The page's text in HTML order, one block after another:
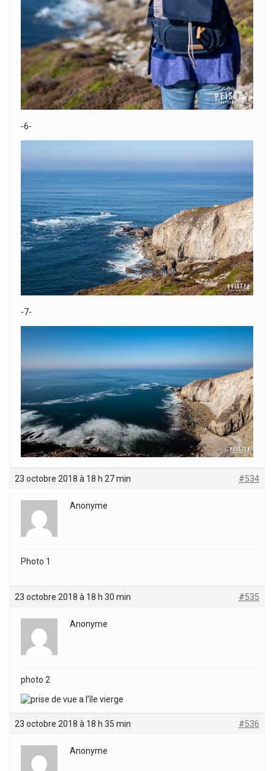
-6-
-7-
23 octobre 2018 à 18 h 27 min #534
Anonyme
Photo 1
23 octobre 2018 à 18 h 30 min #535
Anonyme
photo 2
23 octobre 2018 à 18 h 35 min #536
Anonyme